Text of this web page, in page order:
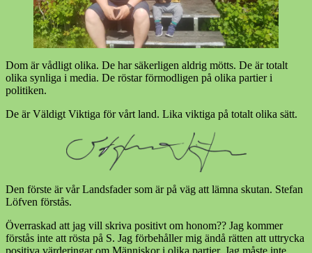
Dom är vådligt olika. De har säkerligen aldrig mötts. De är totalt
olika synliga i media. De röstar förmodligen på olika partier i
politiken.
De är Väldigt Viktiga för vårt land. Lika viktiga på totalt olika sätt.
Den förste är vår Landsfader som är på väg att lämna skutan. Stefan
Löfven förstås.
Överraskad att jag vill skriva positivt om honom?? Jag kommer
förstås inte att rösta på S. Jag förbehåller mig ändå rätten att uttrycka
positiva värderingar om Människor i olika partier. Jag måste inte